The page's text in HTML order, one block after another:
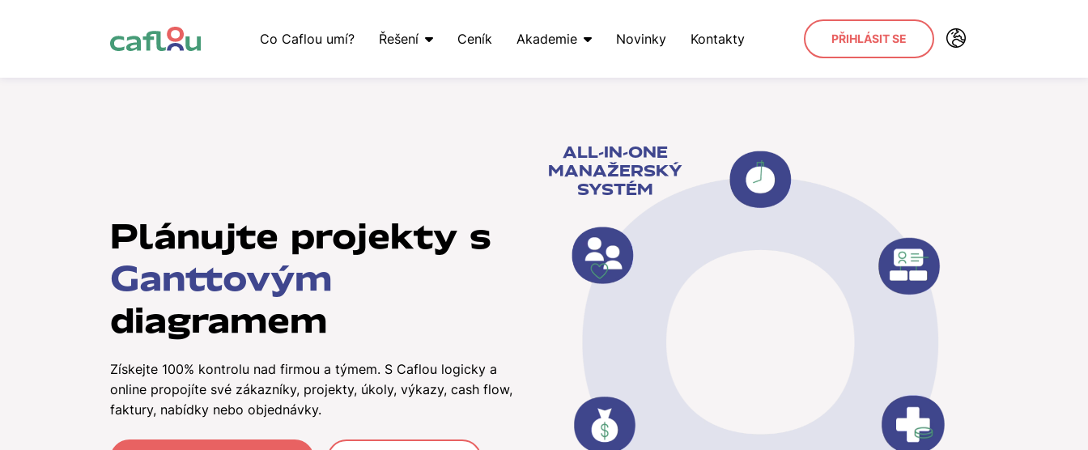
Co Caflou umí? Řešení Ceník Akademie Novinky Kontakty PŘIHLÁSIT SE
Plánujte projekty s
Ganttovým
diagramem
Získejte 100% kontrolu nad firmou a týmem. S Caflou logicky a
online propojíte své zákazníky, projekty, úkoly, výkazy, cash flow,
faktury, nabídky nebo objednávky.
ALL-IN-ONE
MANAŽERSKÝ
SYSTÉM